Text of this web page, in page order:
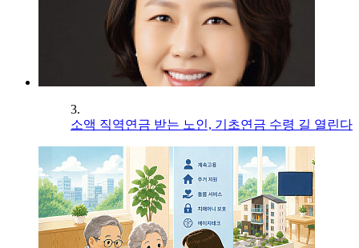
3.
소액 직역연금 받는 노인, 기초연금 수령 길 열린다